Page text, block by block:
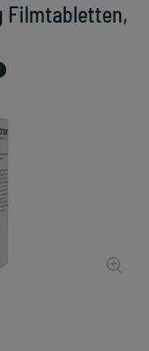
Filmtabletten,